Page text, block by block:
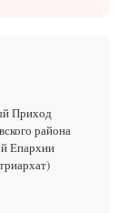
Приход
района
Епархии